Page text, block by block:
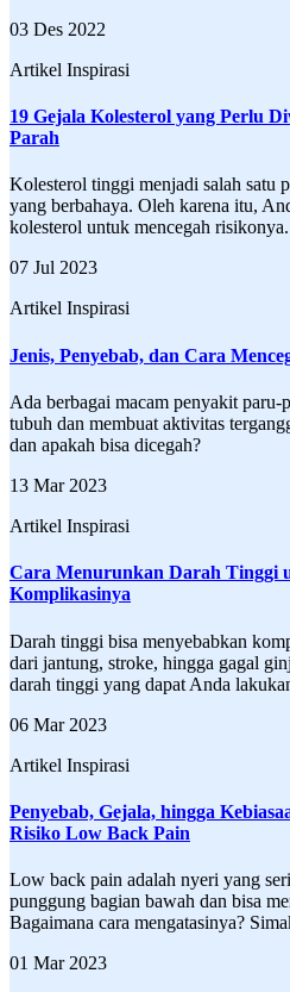
03 Des 2022
Artikel Inspirasi
19 Gejala Kolesterol yang Perlu
Parah
Kolesterol tinggi menjadi salah satu
yang berbahaya. Oleh karena itu,
kolesterol untuk mencegah risikonya.
07 Jul 2023
Artikel Inspirasi
Jenis, Penyebab, dan Cara
Ada berbagai macam penyakit paru-
tubuh dan membuat aktivitas
dan apakah bisa dicegah?
13 Mar 2023
Artikel Inspirasi
Cara Menurunkan Darah Tinggi
Komplikasinya
Darah tinggi bisa menyebabkan
dari jantung, stroke, hingga gagal
darah tinggi yang dapat Anda
06 Mar 2023
Artikel Inspirasi
Penyebab, Gejala, hingga
Risiko Low Back Pain
Low back pain adalah nyeri yang
punggung bagian bawah dan bisa
Bagaimana cara mengatasinya?
01 Mar 2023